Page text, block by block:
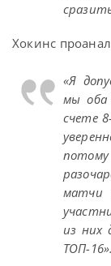
Хокинс
«Я
мы оба
счете
матчи
из них
ТОП-16».